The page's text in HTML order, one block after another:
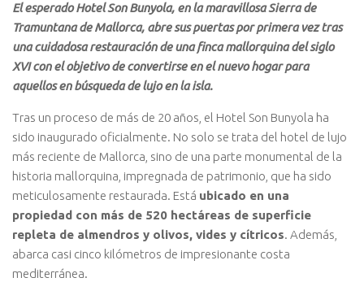
El esperado Hotel Son Bunyola, en la maravillosa Sierra de
Tramuntana de Mallorca, abre sus puertas por primera vez tras
una cuidadosa restauración de una finca mallorquina del siglo
XVI con el objetivo de convertirse en el nuevo hogar para
aquellos en búsqueda de lujo en la isla.
Tras un proceso de más de 20 años, el Hotel Son Bunyola ha
sido inaugurado oficialmente. No solo se trata del hotel de lujo
más reciente de Mallorca, sino de una parte monumental de la
historia mallorquina, impregnada de patrimonio, que ha sido
meticulosamente restaurada. Está ubicado en una
propiedad con más de 520 hectáreas de superficie
repleta de almendros y olivos, vides y cítricos. Además,
abarca casi cinco kilómetros de impresionante costa
mediterránea.